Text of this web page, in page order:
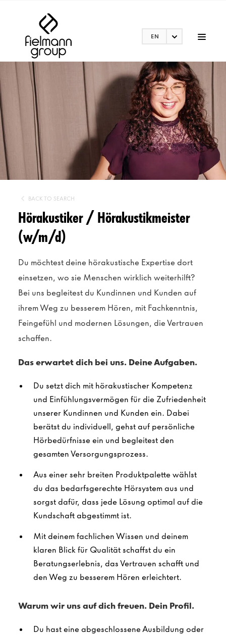
EN
BACK TO SEARCH
Hörakustiker / Hörakustikmeister
(w/m/d)
Du möchtest deine hörakustische Expertise dort
einsetzen, wo sie Menschen wirklich weiterhilft?
Bei uns begleitest du Kundinnen und Kunden auf
ihrem Weg zu besserem Hören, mit Fachkenntnis,
Feingefühl und modernen Lösungen, die Vertrauen
schaffen.
Das erwartet dich bei uns. Deine Aufgaben.
Du setzt dich mit hörakustischer Kompetenz
und Einfühlungsvermögen für die Zufriedenheit
unserer Kundinnen und Kunden ein. Dabei
berätst du individuell, gehst auf persönliche
Hörbedürfnisse ein und begleitest den
gesamten Versorgungsprozess.
Aus einer sehr breiten Produktpalette wählst
du das bedarfsgerechte Hörsystem aus und
sorgst dafür, dass jede Lösung optimal auf die
Kundschaft abgestimmt ist.
Mit deinem fachlichen Wissen und deinem
klaren Blick für Qualität schaffst du ein
Beratungserlebnis, das Vertrauen schafft und
den Weg zu besserem Hören erleichtert.
Warum wir uns auf dich freuen. Dein Profil.
Du hast eine abgeschlossene Ausbildung oder